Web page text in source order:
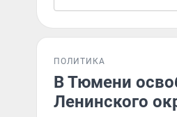
ПОЛИТИКА
В Тюмени
Ленинского